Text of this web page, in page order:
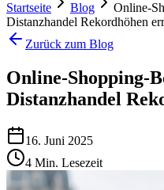
Startseite Blog
Online-
Distanzhandel Rekordhöhen
Zurück zum Blog
Online-Shopping-
Distanzhandel
16. Juni 2025
4 Min. Lesezeit